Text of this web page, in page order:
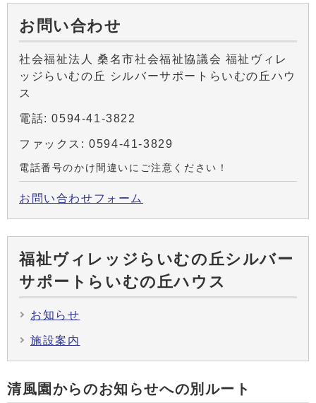
お問い合わせ
社会福祉法人 桑名市社会福祉協議会 福祉ヴィレ
ッジらいむの丘 シルバーサポートらいむの丘ハウ
ス
電話: 0594-41-3822
ファックス: 0594-41-3829
電話番号のかけ間違いにご注意ください！
お問い合わせフォーム
福祉ヴィレッジらいむの丘シルバー
サポートらいむの丘ハウス
お知らせ
施設案内
清風園からのお知らせへの別ルート